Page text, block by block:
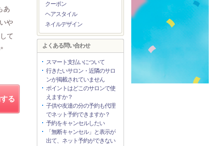
あ
や
て
る
クーポン
ヘアスタイル
ネイルデザイン
よくある問い合わせ
スマート支払いについて
行きたいサロン・近隣のサロ
ンが掲載されていません
ポイントはどこのサロンで使
えますか？
子供や友達の分の予約も代理
でネット予約できますか？
予約をキャンセルしたい
「無断キャンセル」と表示が
出て、ネット予約ができない